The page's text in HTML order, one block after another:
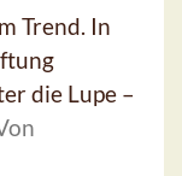
Trend. In
die Lupe –